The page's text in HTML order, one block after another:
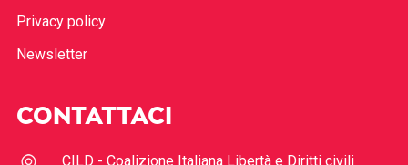
Privacy policy
Newsletter
CONTATTACI
CILD - Coalizione Italiana Libertà e Diritti civili